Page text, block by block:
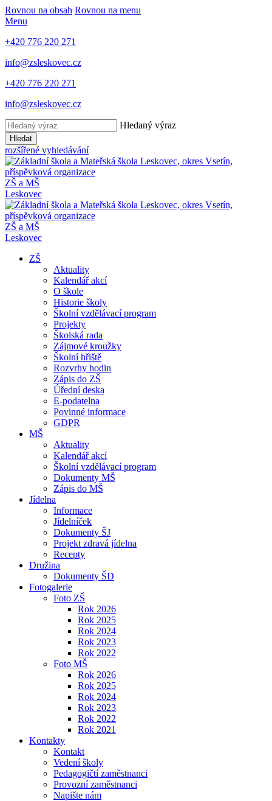
Rovnou na obsah Rovnou na menu
Menu
+420 776 220 271
info@zsleskovec.cz
+420 776 220 271
info@zsleskovec.cz
Hledaný výraz
Hledat
rozšířené vyhledávání
ZŠ a MŠ
Leskovec
ZŠ a MŠ
Leskovec
ZŠ
Aktuality
Kalendář akcí
O škole
Historie školy
Školní vzdělávací program
Projekty
Školská rada
Zájmové kroužky
Školní hřiště
Rozvrhy hodin
Zápis do ZŠ
Úřední deska
E-podatelna
Povinné informace
GDPR
MŠ
Aktuality
Kalendář akcí
Školní vzdělávací program
Dokumenty MŠ
Zápis do MŠ
Jídelna
Informace
Jídelníček
Dokumenty ŠJ
Projekt zdravá jídelna
Recepty
Družina
Dokumenty ŠD
Fotogalerie
Foto ZŠ
Rok 2026
Rok 2025
Rok 2024
Rok 2023
Rok 2022
Foto MŠ
Rok 2026
Rok 2025
Rok 2024
Rok 2023
Rok 2022
Rok 2021
Kontakty
Kontakt
Vedení školy
Pedagogičtí zaměstnanci
Provozní zaměstnanci
Napište nám